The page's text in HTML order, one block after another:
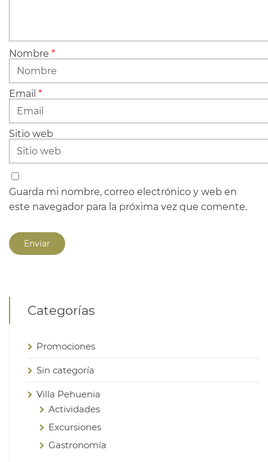
Nombre *
Email *
Sitio web
Guarda mi nombre, correo electrónico y web en
este navegador para la próxima vez que comente.
Categorías
Promociones
Sin categoría
Villa Pehuenia
Actividades
Excursiones
Gastronomía